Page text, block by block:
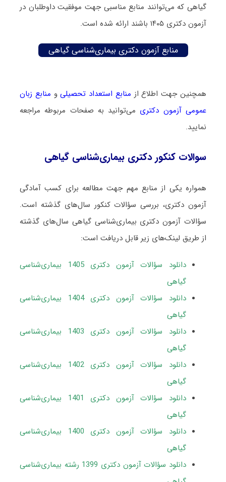
گیاهی که می‌توانند منابع مناسبی جهت موفقیت داوطلبان در
آزمون دکتری ۱۴۰۵ باشند ارائه شده است.
منابع آزمون دکتری بیماری‌شناسی گیاهی
همچنین جهت اطلاع از منابع استعداد تحصیلیو منابع زبان
عمومی آزمون دکتری می‌توانید به صفحات مربوطه مراجعه
نمایید.
سوالات کنکور دکتری بیماری‌شناسی گیاهی
همواره یکی از منابع مهم جهت مطالعه برای کسب آمادگی
آزمون دکتری، بررسی سؤالات کنکور سال‌های گذشته است.
سؤالات آزمون دکتری بیماری‌شناسی گیاهی سال‌های گذشته
از طریق لینک‌های زیر قابل دریافت است:
دانلود سؤالات آزمون دکتری 1405 بیماری‌شناسی
گیاهی
دانلود سؤالات آزمون دکتری 1404 بیماری‌شناسی
گیاهی
دانلود سؤالات آزمون دکتری 1403 بیماری‌شناسی
گیاهی
دانلود سؤالات آزمون دکتری 1402 بیماری‌شناسی
گیاهی
دانلود سؤالات آزمون دکتری 1401 بیماری‌شناسی
گیاهی
دانلود سؤالات آزمون دکتری 1400 بیماری‌شناسی
گیاهی
دانلود سؤالات آزمون دکتری 1399 رشته بیماری‌شناسی